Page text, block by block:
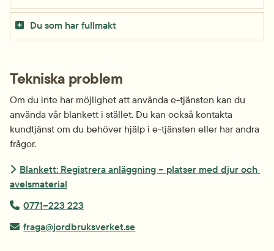
Du som har fullmakt
Tekniska problem
Om du inte har möjlighet att använda e-tjänsten kan du
använda vår blankett i stället. Du kan också kontakta
kundtjänst om du behöver hjälp i e-tjänsten eller har andra
frågor.
Blankett: Registrera anläggning – platser med djur och
avelsmaterial
Telefonnummer:
0771–223 223
E-post:
fraga@jordbruksverket.se